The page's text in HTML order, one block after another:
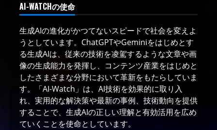
AI-WATCHの使命
生成AIの進化がかつてないスピードで社会を変えよ
うとしています。ChatGPTやGeminiをはじめとす
る生成AIは、従来の技術を凌駕するような文章や画
像の生成能力を発揮し、コンテンツ産業をはじめと
したさまざまな分野において革新をもたらしていま
す。「AI-Watch」は、AI技術を効果的に取り入
れ、実用的な解決策や最新の事例、技術動向を提供
することで、生成AIの正しい理解と有効活用を広め
ていくことを使命としています。